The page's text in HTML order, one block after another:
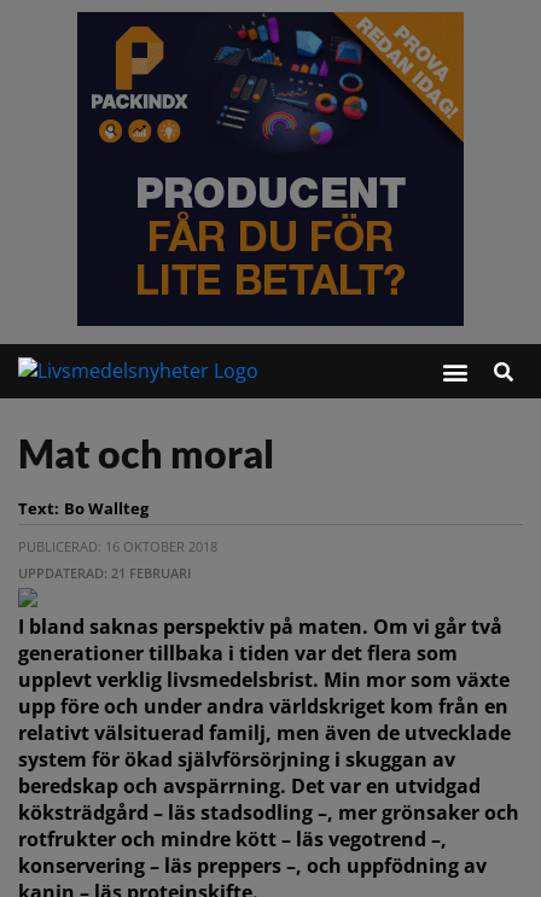
Mat och moral
Text: Bo Wallteg
PUBLICERAD: 16 OKTOBER 2018
UPPDATERAD: 21 FEBRUARI
I bland saknas perspektiv på maten. Om vi går två
generationer tillbaka i tiden var det flera som
upplevt verklig livsmedelsbrist. Min mor som växte
upp före och under andra världskriget kom från en
relativt välsituerad familj, men även de utvecklade
system för ökad självförsörjning i skuggan av
beredskap och avspärrning. Det var en utvidgad
köksträdgård – läs stadsodling –, mer grönsaker och
rotfrukter och mindre kött – läs vegotrend –,
konservering – läs preppers –, och uppfödning av